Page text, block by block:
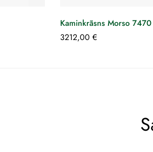
Kaminkrāsns Morso 7470
3212,00 €